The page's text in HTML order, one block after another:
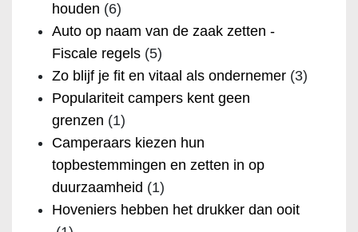
houden (6)
Auto op naam van de zaak zetten -
Fiscale regels (5)
Zo blijf je fit en vitaal als ondernemer (3)
Populariteit campers kent geen
grenzen (1)
Camperaars kiezen hun
topbestemmingen en zetten in op
duurzaamheid (1)
Hoveniers hebben het drukker dan ooit